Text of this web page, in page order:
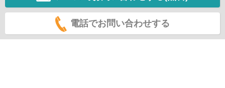
電話でお問い合わせする